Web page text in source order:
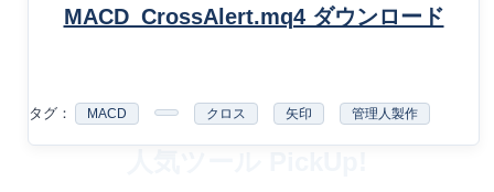
MACD_CrossAlert.mq4 ダウンロード
タグ： MACD クロス 矢印 管理人製作